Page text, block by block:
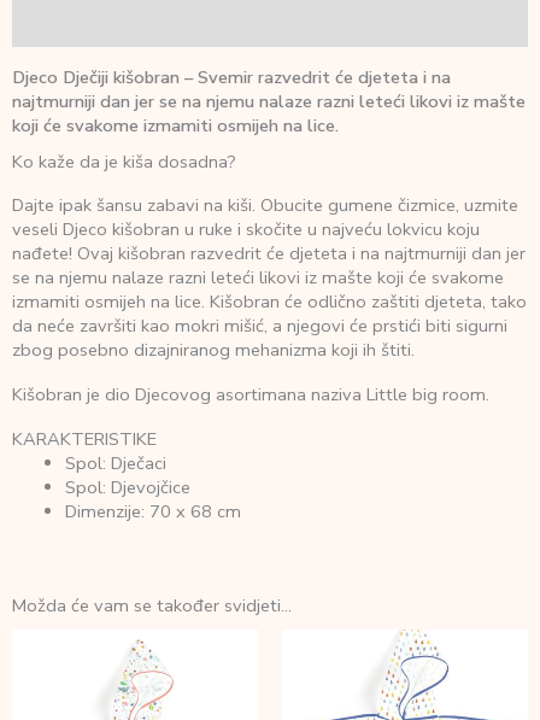
Djeco Dječiji kišobran – Svemir razvedrit će djeteta i na
najtmurniji dan jer se na njemu nalaze razni leteći likovi iz mašte
koji će svakome izmamiti osmijeh na lice.
Ko kaže da je kiša dosadna?
Dajte ipak šansu zabavi na kiši. Obucite gumene čizmice, uzmite
veseli Djeco kišobran u ruke i skočite u najveću lokvicu koju
nađete! Ovaj kišobran razvedrit će djeteta i na najtmurniji dan jer
se na njemu nalaze razni leteći likovi iz mašte koji će svakome
izmamiti osmijeh na lice. Kišobran će odlično zaštiti djeteta, tako
da neće završiti kao mokri mišić, a njegovi će prstići biti sigurni
zbog posebno dizajniranog mehanizma koji ih štiti.
Kišobran je dio Djecovog asortimana naziva Little big room.
KARAKTERISTIKE
Spol: Dječaci
Spol: Djevojčice
Dimenzije: 70 x 68 cm
Možda će vam se također svidjeti…